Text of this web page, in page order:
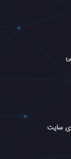
سایت